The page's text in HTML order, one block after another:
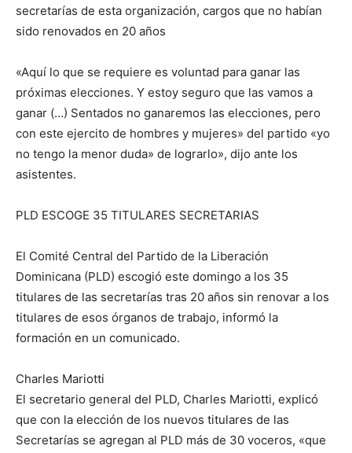
secretarías de esta organización, cargos que no habían
sido renovados en 20 años
«Aquí lo que se requiere es voluntad para ganar las
próximas elecciones. Y estoy seguro que las vamos a
ganar (…) Sentados no ganaremos las elecciones, pero
con este ejercito de hombres y mujeres» del partido «yo
no tengo la menor duda» de lograrlo», dijo ante los
asistentes.
PLD ESCOGE 35 TITULARES SECRETARIAS
El Comité Central del Partido de la Liberación
Dominicana (PLD) escogió este domingo a los 35
titulares de las secretarías tras 20 años sin renovar a los
titulares de esos órganos de trabajo, informó la
formación en un comunicado.
Charles Mariotti
El secretario general del PLD, Charles Mariotti, explicó
que con la elección de los nuevos titulares de las
Secretarías se agregan al PLD más de 30 voceros, «que